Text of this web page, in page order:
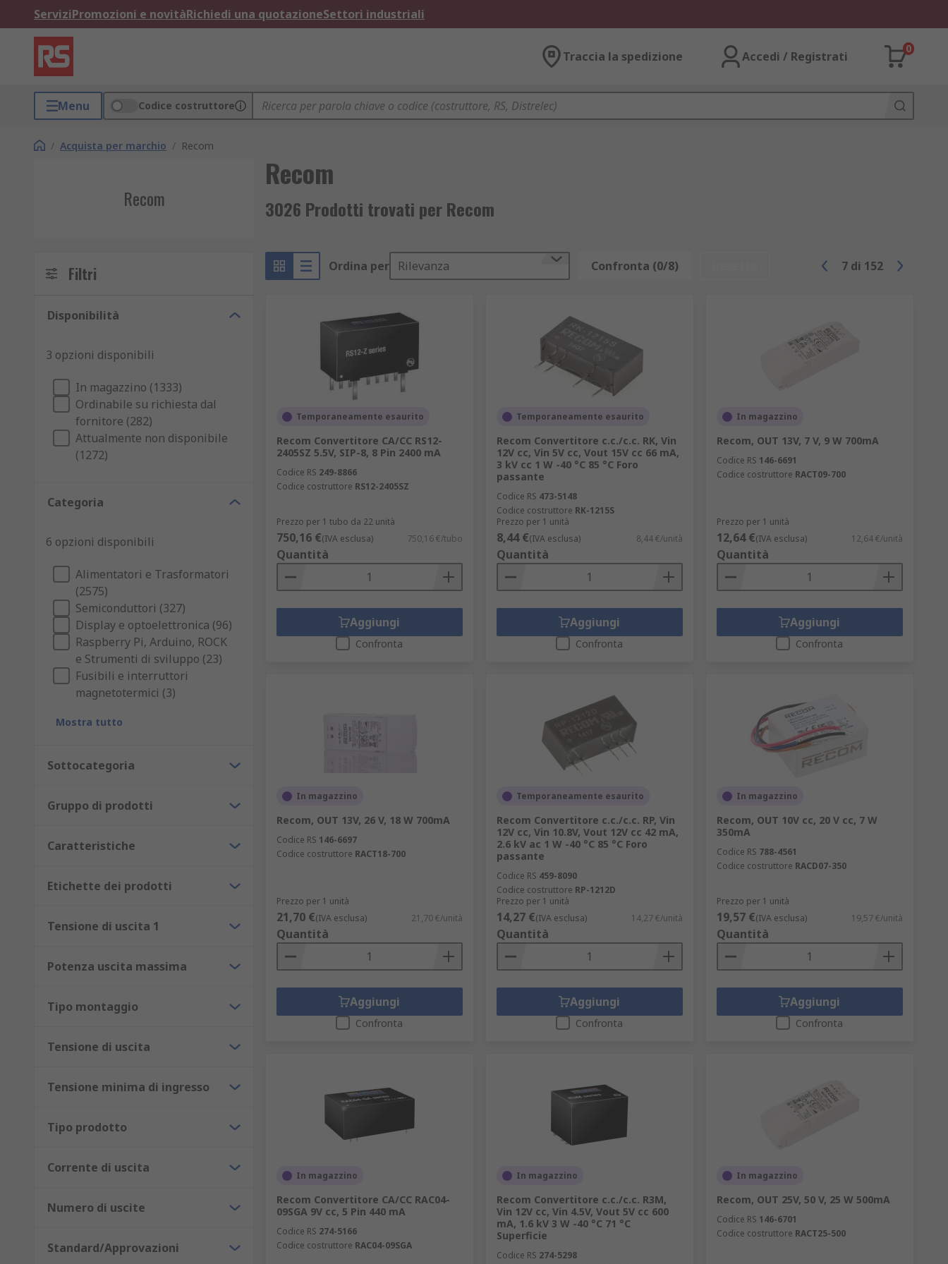
ServiziPromozioni e novitàRichiedi una quotazioneSettori industriali
Traccia la spedizione Accedi / Registrati
0
Menu Codice costruttore
/ Acquista per marchio / Recom
Recom
Recom
3026 Prodotti trovati per Recom
Filtri
Disponibilità
3 opzioni disponibili
In magazzino (1333)
Ordinabile su richiesta dal
fornitore (282)
Attualmente non disponibile
(1272)
Categoria
6 opzioni disponibili
Alimentatori e Trasformatori
(2575)
Semiconduttori (327)
Display e optoelettronica (96)
Raspberry Pi, Arduino, ROCK
e Strumenti di sviluppo (23)
Fusibili e interruttori
magnetotermici (3)
Mostra tutto
Sottocategoria
Gruppo di prodotti
Caratteristiche
Etichette dei prodotti
Tensione di uscita 1
Potenza uscita massima
Tipo montaggio
Tensione di uscita
Tensione minima di ingresso
Tipo prodotto
Corrente di uscita
Numero di uscite
Standard/Approvazioni
Ordina per Rilevanza Confronta (0/8) 7 di 152
Temporaneamente esaurito
Recom Convertitore CA/CC RS12-
2405SZ 5.5V, SIP-8, 8 Pin 2400 mA
Codice RS 249-8866
Codice costruttore RS12-2405SZ
Prezzo per 1 tubo da 22 unità
750,16 €(IVA esclusa) 750,16 €/tubo
Quantità
Aggiungi
Confronta
Temporaneamente esaurito
Recom Convertitore c.c./c.c. RK, Vin
12V cc, Vin 5V cc, Vout 15V cc 66 mA,
3 kV cc 1 W -40 °C 85 °C Foro
passante
Codice RS 473-5148
Codice costruttore RK-1215S
Prezzo per 1 unità
8,44 €(IVA esclusa) 8,44 €/unità
Quantità
Aggiungi
Confronta
In magazzino
Recom, OUT 13V, 7 V, 9 W 700mA
Codice RS 146-6691
Codice costruttore RACT09-700
Prezzo per 1 unità
12,64 €(IVA esclusa) 12,64 €/unità
Quantità
Aggiungi
Confronta
In magazzino
Recom, OUT 13V, 26 V, 18 W 700mA
Codice RS 146-6697
Codice costruttore RACT18-700
Prezzo per 1 unità
21,70 €(IVA esclusa) 21,70 €/unità
Quantità
Aggiungi
Confronta
Temporaneamente esaurito
Recom Convertitore c.c./c.c. RP, Vin
12V cc, Vin 10.8V, Vout 12V cc 42 mA,
2.6 kV ac 1 W -40 °C 85 °C Foro
passante
Codice RS 459-8090
Codice costruttore RP-1212D
Prezzo per 1 unità
14,27 €(IVA esclusa) 14,27 €/unità
Quantità
Aggiungi
Confronta
In magazzino
Recom, OUT 10V cc, 20 V cc, 7 W
350mA
Codice RS 788-4561
Codice costruttore RACD07-350
Prezzo per 1 unità
19,57 €(IVA esclusa) 19,57 €/unità
Quantità
Aggiungi
Confronta
In magazzino
Recom Convertitore CA/CC RAC04-
09SGA 9V cc, 5 Pin 440 mA
Codice RS 274-5166
Codice costruttore RAC04-09SGA
In magazzino
Recom Convertitore c.c./c.c. R3M,
Vin 12V cc, Vin 4.5V, Vout 5V cc 600
mA, 1.6 kV 3 W -40 °C 71 °C
Superficie
Codice RS 274-5298
In magazzino
Recom, OUT 25V, 50 V, 25 W 500mA
Codice RS 146-6701
Codice costruttore RACT25-500